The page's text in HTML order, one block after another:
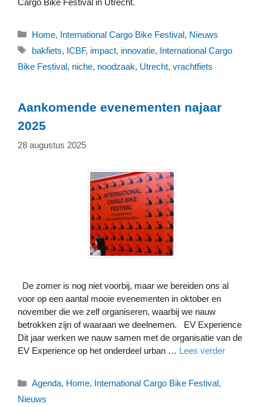
Categorieën
Home, International Cargo Bike Festival, Nieuws
Tags
bakfiets, ICBF, impact, innovatie, International Cargo
Bike Festival, niche, noodzaak, Utrecht, vrachtfiets
Aankomende evenementen najaar
2025
28 augustus 2025
De zomer is nog niet voorbij, maar we bereiden ons al
voor op een aantal mooie evenementen in oktober en
november die we zelf organiseren, waarbij we nauw
betrokken zijn of waaraan we deelnemen. EV Experience
Dit jaar werken we nauw samen met de organisatie van de
EV Experience op het onderdeel urban … Lees verder
Categorieën
Agenda, Home, International Cargo Bike Festival,
Nieuws